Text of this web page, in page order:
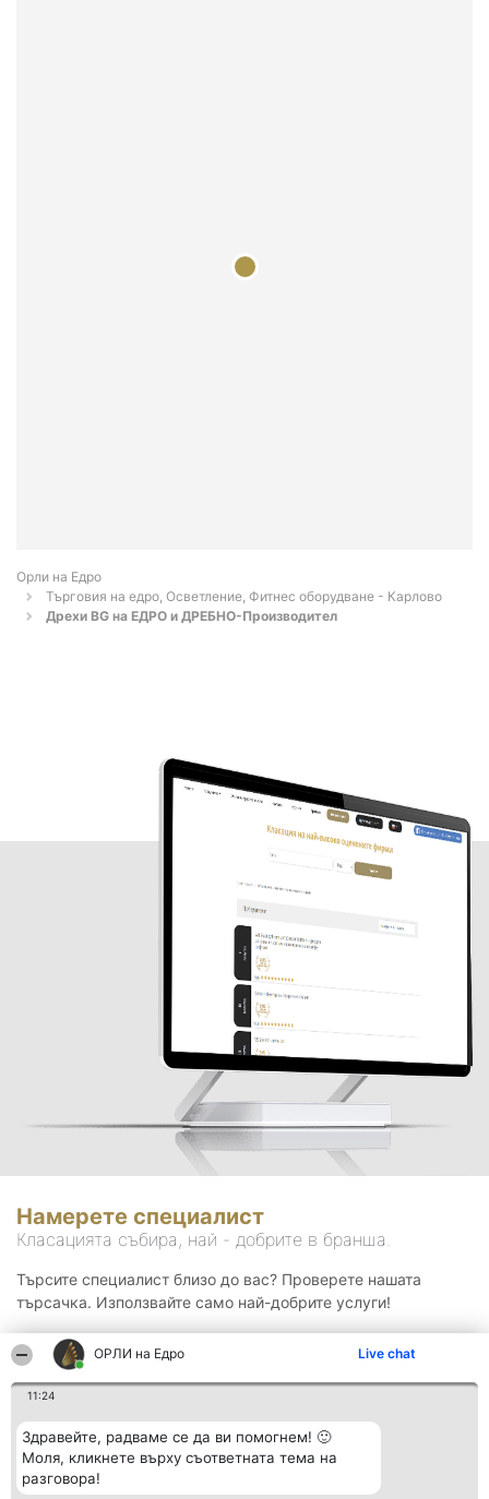
ОРЛИ на Едро Live chat
11:24
Здравейте, радваме се да ви помогнем! 🙂
Моля, кликнете върху съответната тема на
разговора!
Орли на Едро
Търговия на едро, Осветление, Фитнес оборудване - Карлово
Дрехи BG на ЕДРО и ДРЕБНО-Производител
Намерете специалист
Класацията събира, най - добрите в бранша.
Търсите специалист близо до вас? Проверете нашата
търсачка. Използвайте само най-добрите услуги!